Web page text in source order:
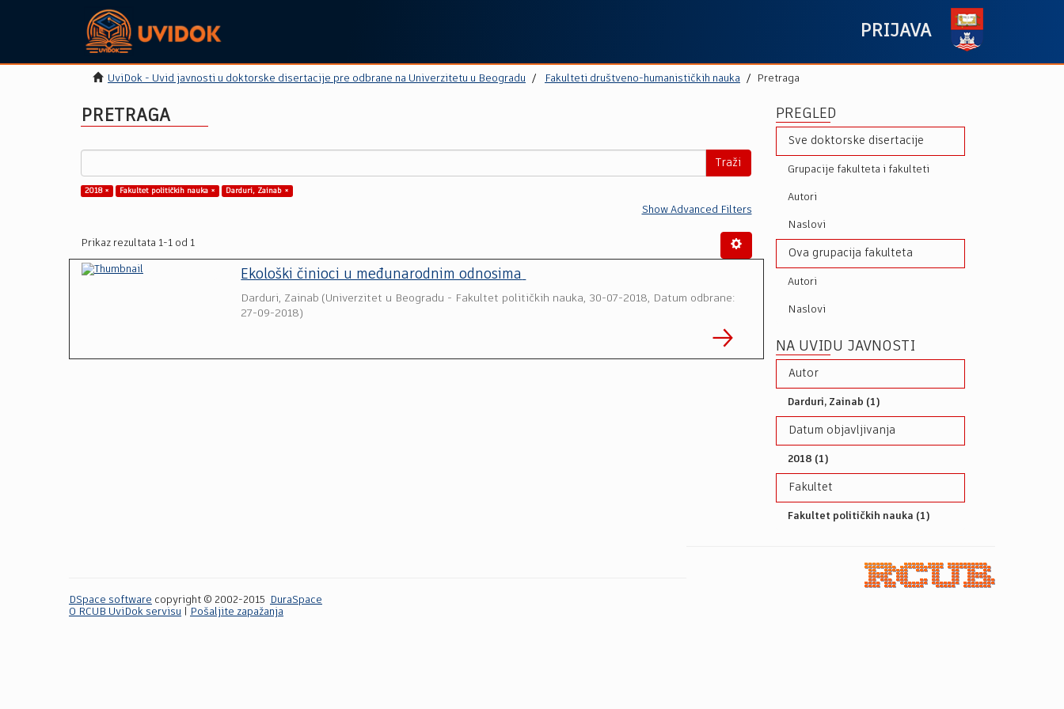
PRIJAVA
UviDok - Uvid javnosti u doktorske disertacije pre odbrane na Univerzitetu u Beogradu Fakulteti društveno-humanističkih nauka Pretraga
PRETRAGA
Traži
2018 × Fakultet političkih nauka × Darduri, Zainab ×
Show Advanced Filters
Prikaz rezultata 1-1 od 1
Ekološki činioci u međunarodnim odnosima
Darduri, Zainab (Univerzitet u Beogradu - Fakultet političkih nauka, 30-07-2018, Datum odbrane:
27-09-2018)
PREGLED
Sve doktorske disertacije
Grupacije fakulteta i fakulteti
Autori
Naslovi
Ova grupacija fakulteta
Autori
Naslovi
NA UVIDU JAVNOSTI
Autor
Darduri, Zainab (1)
Datum objavljivanja
2018 (1)
Fakultet
Fakultet političkih nauka (1)
DSpace software copyright © 2002-2015
DuraSpace
O RCUB UviDok servisu
Pošaljite zapažanja